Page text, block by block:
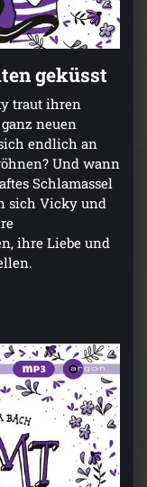
geküsst
traut ihren
neuen
endlich an
Und wann
Schlamassel
sich Vicky und
ihre Liebe und